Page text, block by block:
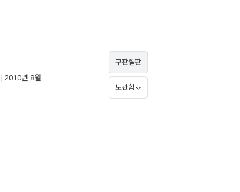
| 2010년 8월
구판절판
보관함